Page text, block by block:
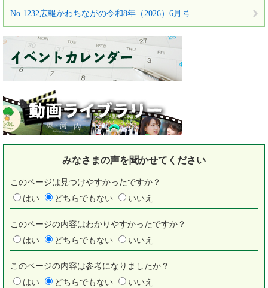
No.1232広報かわちながの令和8年（2026）6月号
みなさまの声を聞かせてください
このページは見つけやすかったですか？
はい
どちらでもない いいえ
このページの内容はわかりやすかったですか？
はい
どちらでもない いいえ
このページの内容は参考になりましたか？
はい
どちらでもない いいえ